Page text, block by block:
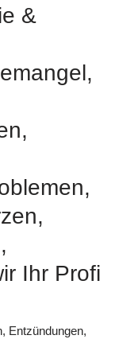
&
Ihr Profi
Entzündungen,